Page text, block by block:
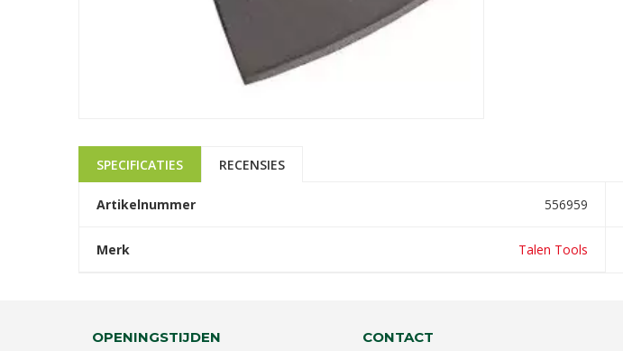
SPECIFICATIES RECENSIES
Artikelnummer 556959
Merk Talen Tools
OPENINGSTIJDEN
CONTACT